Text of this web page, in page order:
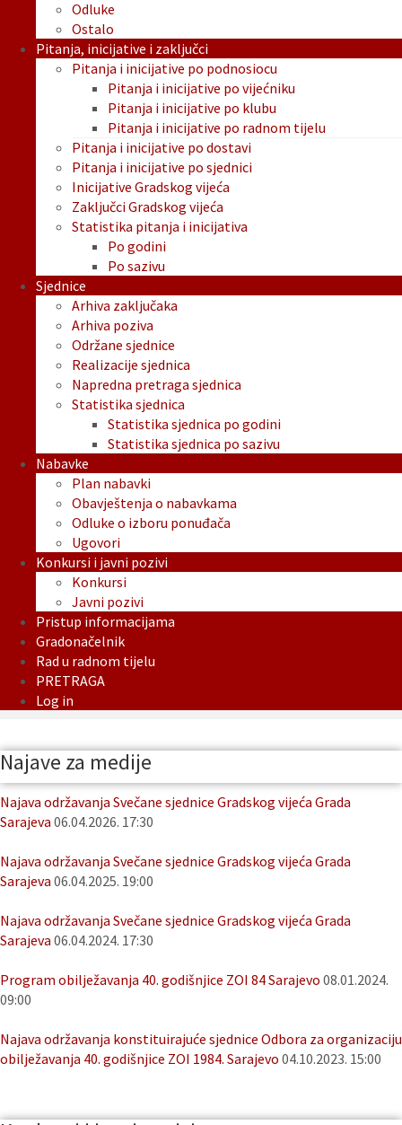
Odluke
Ostalo
Pitanja, inicijative i zaključci
Pitanja i inicijative po podnosiocu
Pitanja i inicijative po vijećniku
Pitanja i inicijative po klubu
Pitanja i inicijative po radnom tijelu
Pitanja i inicijative po dostavi
Pitanja i inicijative po sjednici
Inicijative Gradskog vijeća
Zaključci Gradskog vijeća
Statistika pitanja i inicijativa
Po godini
Po sazivu
Sjednice
Arhiva zaključaka
Arhiva poziva
Održane sjednice
Realizacije sjednica
Napredna pretraga sjednica
Statistika sjednica
Statistika sjednica po godini
Statistika sjednica po sazivu
Nabavke
Plan nabavki
Obavještenja o nabavkama
Odluke o izboru ponuđača
Ugovori
Konkursi i javni pozivi
Konkursi
Javni pozivi
Pristup informacijama
Gradonačelnik
Rad u radnom tijelu
PRETRAGA
Log in
Najave za medije
Najava održavanja Svečane sjednice Gradskog vijeća Grada
Sarajeva 06.04.2026. 17:30
Najava održavanja Svečane sjednice Gradskog vijeća Grada
Sarajeva 06.04.2025. 19:00
Najava održavanja Svečane sjednice Gradskog vijeća Grada
Sarajeva 06.04.2024. 17:30
Program obilježavanja 40. godišnjice ZOI 84 Sarajevo 08.01.2024.
09:00
Najava održavanja konstituirajuće sjednice Odbora za organizaciju
obilježavanja 40. godišnjice ZOI 1984. Sarajevo 04.10.2023. 15:00